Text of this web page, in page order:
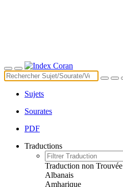
Sujets
Sourates
PDF
Traductions
Traduction non Trouvée
Albanais
Amharique